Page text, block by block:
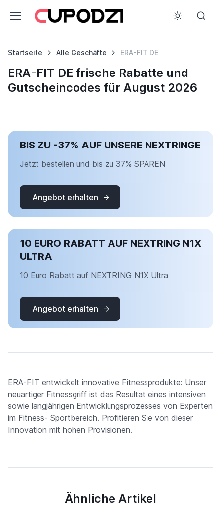
Startseite Alle Geschäfte ERA-FIT DE
ERA-FIT DE frische Rabatte und
Gutscheincodes für August 2026
BIS ZU -37% AUF UNSERE NEXTRINGE
Jetzt bestellen und bis zu 37% SPAREN
Angebot erhalten
10 EURO RABATT AUF NEXTRING N1X
ULTRA
10 Euro Rabatt auf NEXTRING N1X Ultra
Angebot erhalten
ERA-FIT entwickelt innovative Fitnessprodukte: Unser
neuartiger Fitnessgriff ist das Resultat eines intensiven
sowie langjährigen Entwicklungsprozesses von Experten
im Fitness- Sportbereich. Profitieren Sie von dieser
Innovation mit hohen Provisionen.
Ähnliche Artikel